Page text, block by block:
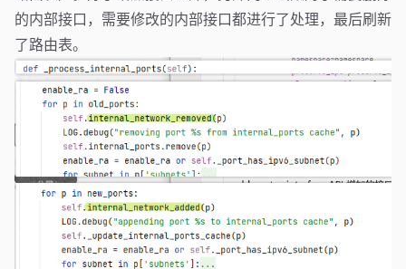
的内部接口，需要修改的内部接口都进行了处理，最后刷新
了路由表。